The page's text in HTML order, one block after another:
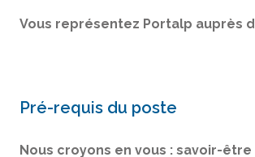
Vous représentez Portalp auprès
Pré-requis du poste
Nous croyons en vous : savoir-